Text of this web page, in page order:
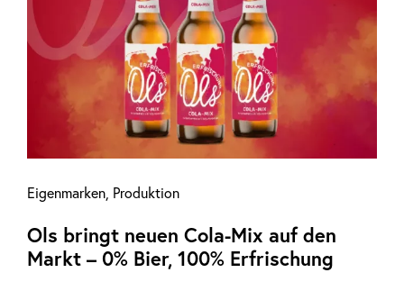
Eigenmarken, Produktion
Ols bringt neuen Cola-Mix auf den
Markt – 0% Bier, 100% Erfrischung